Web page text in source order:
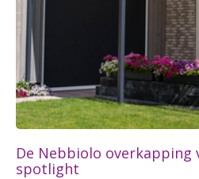
De Nebbiolo overkapping
spotlight